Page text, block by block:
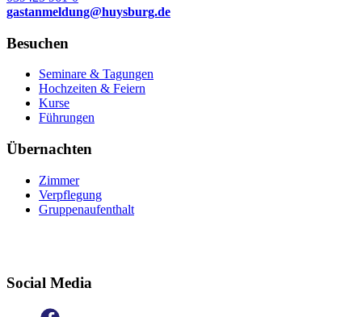
gastanmeldung@huysburg.de
Besuchen
Seminare & Tagungen
Hochzeiten & Feiern
Kurse
Führungen
Übernachten
Zimmer
Verpflegung
Gruppenaufenthalt
Social Media